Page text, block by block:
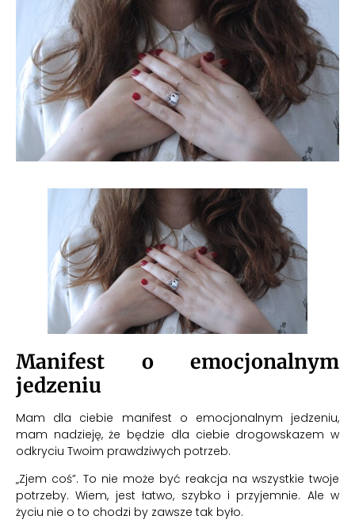
Manifest o emocjonalnym
jedzeniu
Mam dla ciebie manifest o emocjonalnym jedzeniu,
mam nadzieję, że będzie dla ciebie drogowskazem w
odkryciu Twoim prawdziwych potrzeb.
„Zjem coś”. To nie może być reakcja na wszystkie twoje
potrzeby. Wiem, jest łatwo, szybko i przyjemnie. Ale w
życiu nie o to chodzi by zawsze tak było.